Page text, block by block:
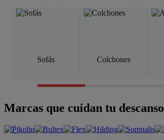
Sofás Colchones
Marcas que cuidan tu descanso